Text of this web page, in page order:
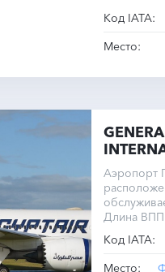
Код IATA:
Место:
Аэропорт
Длина ВПП
моря.
UTC+8.0
Код IATA:
Место: